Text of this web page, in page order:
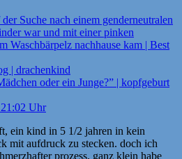
Suche nach einem genderneutralen
war und mit einer pinken
Waschbärpelz nachhause kam | Best
| drachenkind
oder ein Junge?” | kopfgeburt
Uhr
ein kind in 5 1/2 jahren in kein
mit aufdruck zu stecken. doch ich
prozess. ganz klein habe